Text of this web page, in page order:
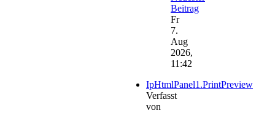
Beitrag
Fr
7.
Aug
2026,
11:42
IpHtmlPanel1.PrintPreview
Verfasst
von